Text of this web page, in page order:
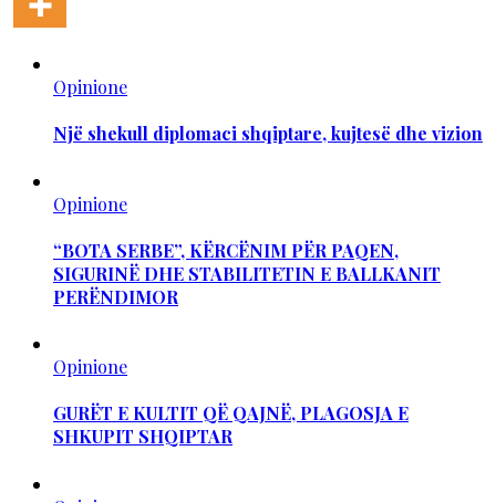
Opinione
Një shekull diplomaci shqiptare, kujtesë dhe vizion
Opinione
“BOTA SERBE”, KËRCËNIM PËR PAQEN,
SIGURINË DHE STABILITETIN E BALLKANIT
PERËNDIMOR
Opinione
GURËT E KULTIT QË QAJNË, PLAGOSJA E
SHKUPIT SHQIPTAR